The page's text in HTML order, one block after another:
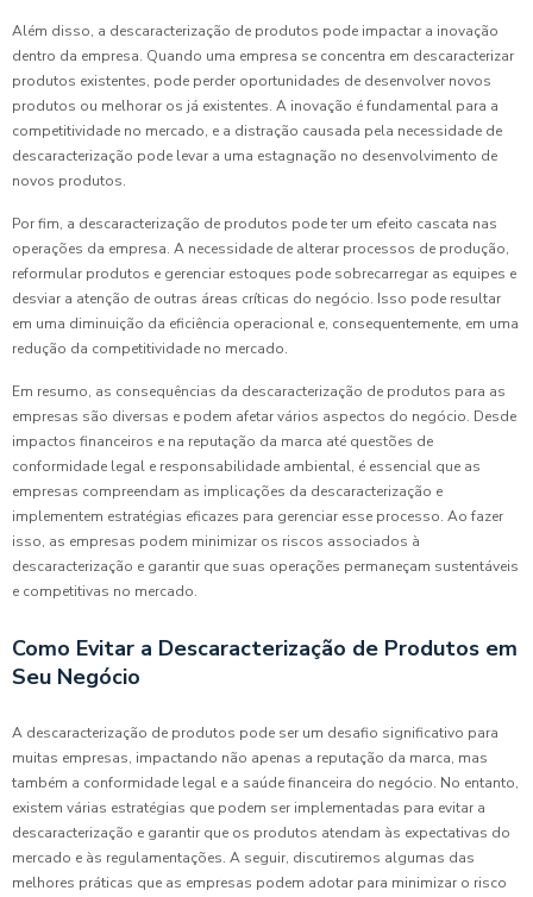
Além disso, a descaracterização de produtos pode impactar a inovação
dentro da empresa. Quando uma empresa se concentra em descaracterizar
produtos existentes, pode perder oportunidades de desenvolver novos
produtos ou melhorar os já existentes. A inovação é fundamental para a
competitividade no mercado, e a distração causada pela necessidade de
descaracterização pode levar a uma estagnação no desenvolvimento de
novos produtos.
Por fim, a descaracterização de produtos pode ter um efeito cascata nas
operações da empresa. A necessidade de alterar processos de produção,
reformular produtos e gerenciar estoques pode sobrecarregar as equipes e
desviar a atenção de outras áreas críticas do negócio. Isso pode resultar
em uma diminuição da eficiência operacional e, consequentemente, em uma
redução da competitividade no mercado.
Em resumo, as consequências da descaracterização de produtos para as
empresas são diversas e podem afetar vários aspectos do negócio. Desde
impactos financeiros e na reputação da marca até questões de
conformidade legal e responsabilidade ambiental, é essencial que as
empresas compreendam as implicações da descaracterização e
implementem estratégias eficazes para gerenciar esse processo. Ao fazer
isso, as empresas podem minimizar os riscos associados à
descaracterização e garantir que suas operações permaneçam sustentáveis
e competitivas no mercado.
Como Evitar a Descaracterização de Produtos em
Seu Negócio
A descaracterização de produtos pode ser um desafio significativo para
muitas empresas, impactando não apenas a reputação da marca, mas
também a conformidade legal e a saúde financeira do negócio. No entanto,
existem várias estratégias que podem ser implementadas para evitar a
descaracterização e garantir que os produtos atendam às expectativas do
mercado e às regulamentações. A seguir, discutiremos algumas das
melhores práticas que as empresas podem adotar para minimizar o risco